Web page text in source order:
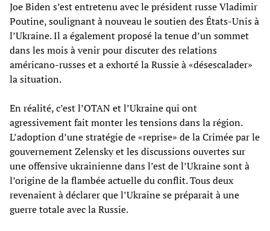
Joe Biden s’est entretenu avec le président russe Vladimir
Poutine, soulignant à nouveau le soutien des États-Unis à
l’Ukraine. Il a également proposé la tenue d’un sommet
dans les mois à venir pour discuter des relations
américano-russes et a exhorté la Russie à «désescalader»
la situation.
En réalité, c’est l’OTAN et l’Ukraine qui ont
agressivement fait monter les tensions dans la région.
L’adoption d’une stratégie de «reprise» de la Crimée par le
gouvernement Zelensky et les discussions ouvertes sur
une offensive ukrainienne dans l’est de l’Ukraine sont à
l’origine de la flambée actuelle du conflit. Tous deux
revenaient à déclarer que l’Ukraine se préparait à une
guerre totale avec la Russie.